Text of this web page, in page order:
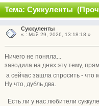
Тема: Суккуленты
Суккуленты
« :Май 29, 2026, 13:18:18 »
Ничего не поняла...
заводила на днях эту тему,
а сейчас зашла спросить - что
Ну что, дубль два.
Есть ли у нас любители